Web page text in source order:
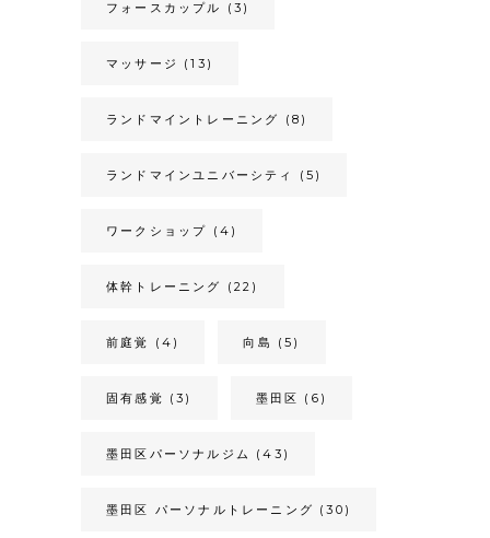
フォースカップル (3)
マッサージ (13)
ランドマイントレーニング (8)
ランドマインユニバーシティ (5)
ワークショップ (4)
体幹トレーニング (22)
前庭覚 (4) 向島 (5)
固有感覚 (3) 墨田区 (6)
墨田区パーソナルジム (43)
墨田区 パーソナルトレーニング (30)